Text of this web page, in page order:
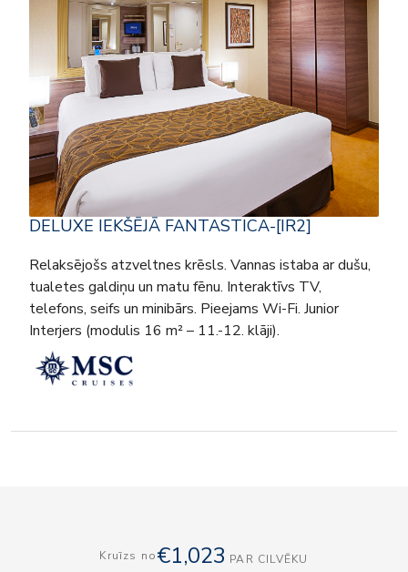
DELUXE IEKŠĒJĀ FANTASTICA-[IR2]
Relaksējošs atzveltnes krēsls. Vannas istaba ar dušu,
tualetes galdiņu un matu fēnu. Interaktīvs TV,
telefons, seifs un minibārs. Pieejams Wi-Fi. Junior
Interjers (modulis 16 m² – 11.-12. klāji).
Kruīzs no€1,023 PAR CILVĒKU